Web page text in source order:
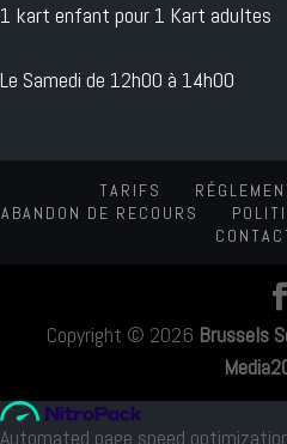
1 kart enfant pour 1 Kart adultes
Le Samedi de 12h00 à 14h00
TARIFS
ABANDON DE RECOURS
Copyright © 2026 Brussels